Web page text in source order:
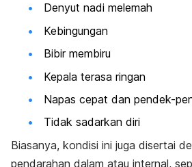
Denyut nadi melemah
Kebingungan
Bibir membiru
Kepala terasa ringan
Napas cepat dan pendek-
Tidak sadarkan diri
Biasanya, kondisi ini juga disertai
pendarahan dalam atau internal,